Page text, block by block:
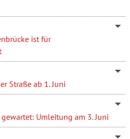
ist für
Straße ab 1. Juni
Umleitung am 3. Juni